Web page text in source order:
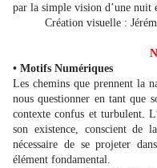
par la simple vision d’une nuit
Création visuelle :
• Motifs Numériques
Les chemins que prennent la
nous questionner en tant que
contexte confus et turbulent.
son existence, conscient de
nécessaire de se projeter
élément fondamental.